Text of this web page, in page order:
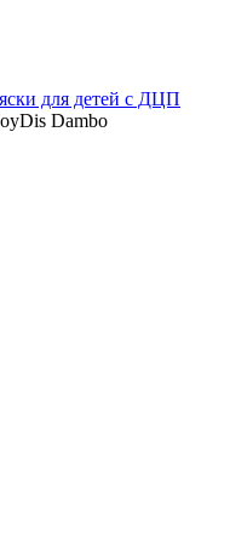
для детей с ДЦП
Dambo